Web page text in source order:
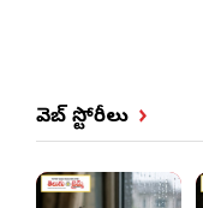
వెబ్ స్టోరీలు